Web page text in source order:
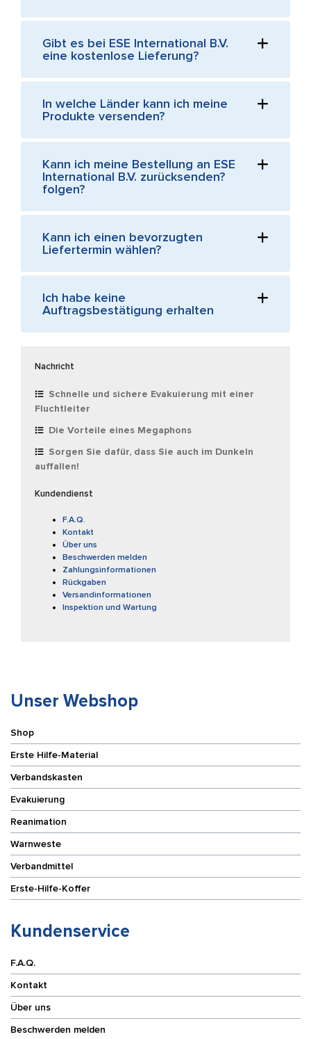
Gibt es bei ESE International B.V.
eine kostenlose Lieferung?
In welche Länder kann ich meine
Produkte versenden?
Kann ich meine Bestellung an ESE
International B.V. zurücksenden?
folgen?
Kann ich einen bevorzugten
Liefertermin wählen?
Ich habe keine
Auftragsbestätigung erhalten
Nachricht
Schnelle und sichere Evakuierung mit einer
Fluchtleiter
Die Vorteile eines Megaphons
Sorgen Sie dafür, dass Sie auch im Dunkeln
auffallen!
Kundendienst
F.A.Q.
Kontakt
Über uns
Beschwerden melden
Zahlungsinformationen
Rückgaben
Versandinformationen
Inspektion und Wartung
Unser Webshop
Shop
Erste Hilfe-Material
Verbandskasten
Evakuierung
Reanimation
Warnweste
Verbandmittel
Erste-Hilfe-Koffer
Kundenservice
F.A.Q.
Kontakt
Über uns
Beschwerden melden